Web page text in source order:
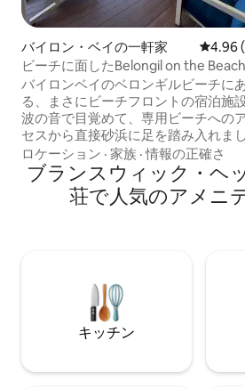
バイロン・ベイの一軒家 レビュ
4.96
ビーチに面したBelongil on the Beach
バイロンベイのベロンギルビーチに
る、まさにビーチフロントの宿泊施設
波の音で目覚めて、専用ビーチへの
セスから直接砂浜に足を踏み入れま
う。 灯台までの海の景色、屋内外のリビ
ング、そして町まで海沿いを歩いて
で、Feu、The Belongil Bistro &
Treehouseレストランまで徒歩圏内
のんびり過ごせるバイロン・ベイでの
れ家的な滞在先です。
ロケーション · 家族 ·情報の正確さ
ブランスウィック・ヘ
荘で人気のアメニ
キッチン